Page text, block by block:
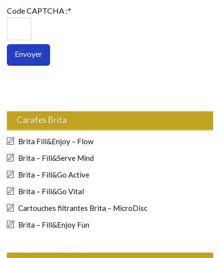
Code CAPTCHA :*
Carafes Brita
Brita Fill&Enjoy – Flow
Brita – Fill&Serve Mind
Brita – Fill&Go Active
Brita – Fill&Go Vital
Cartouches filtrantes Brita – MicroDisc
Brita – Fill&Enjoy Fun